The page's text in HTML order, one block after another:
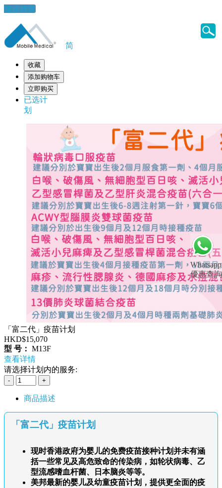
健康錦囊
Whatsapp
優惠查詢
简
收藏
添加购物车
立即购买
已选计
划
「富二代」疫苗计划
HKD$15,070
型 号： M13F
查看详情
请选择计划内的服务:
商品描述
「富二代」疫苗计划
现时香港政府为婴儿的免费疫苗接种计划并未有涵
括一些常见及高危致命的传染病，如轮状病毒、乙
型流感嗜血杆菌、日本脑炎等等。
美邦最新的婴儿及幼童疫苗计划，提供更全面的疫